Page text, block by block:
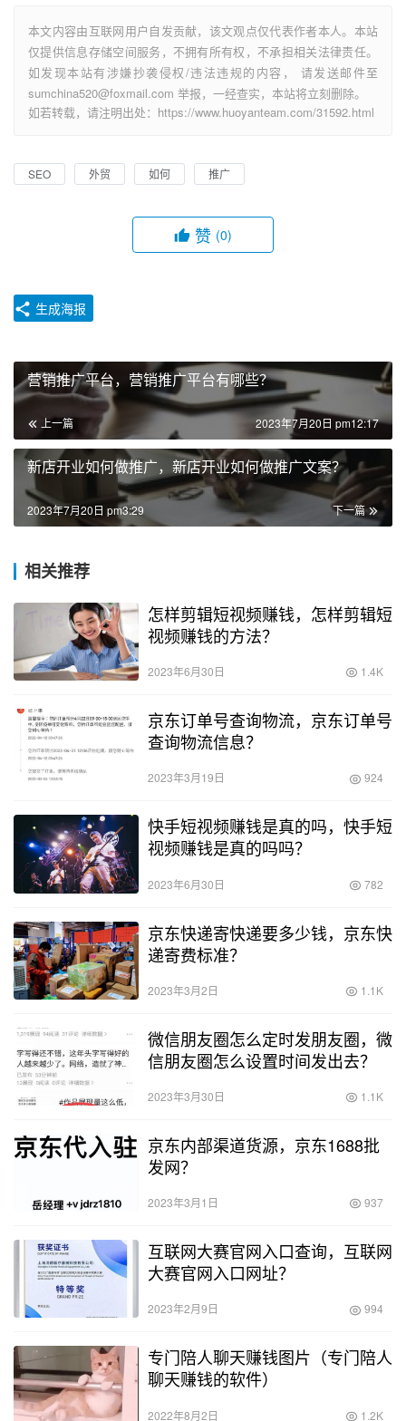
本文内容由互联网用户自发贡献，该文观点仅代表作者本人。本站
仅提供信息存储空间服务，不拥有所有权，不承担相关法律责任。
如发现本站有涉嫌抄袭侵权/违法违规的内容， 请发送邮件至
sumchina520@foxmail.com 举报，一经查实，本站将立刻删除。
如若转载，请注明出处：https://www.huoyanteam.com/31592.html
SEO 外贸 如何 推广
赞 (0)
生成海报
营销推广平台，营销推广平台有哪些？
上一篇 2023年7月20日 pm12:17
新店开业如何做推广，新店开业如何做推广文案？
下一篇
2023年7月20日 pm3:29
相关推荐
怎样剪辑短视频赚钱，怎样剪辑短
视频赚钱的方法？
2023年6月30日 1.4K
京东订单号查询物流，京东订单号
查询物流信息？
2023年3月19日 924
快手短视频赚钱是真的吗，快手短
视频赚钱是真的吗吗？
2023年6月30日 782
京东快递寄快递要多少钱，京东快
递寄费标准？
2023年3月2日 1.1K
微信朋友圈怎么定时发朋友圈，微
信朋友圈怎么设置时间发出去？
2023年3月30日 1.1K
京东内部渠道货源，京东1688批
发网？
2023年3月1日 937
互联网大赛官网入口查询，互联网
大赛官网入口网址？
2023年2月9日 994
专门陪人聊天赚钱图片（专门陪人
聊天赚钱的软件）
2022年8月2日 1.2K